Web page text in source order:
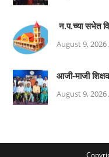
न.प.च्या सभेत
August 9, 2026
आजी-माजी
August 9, 2026